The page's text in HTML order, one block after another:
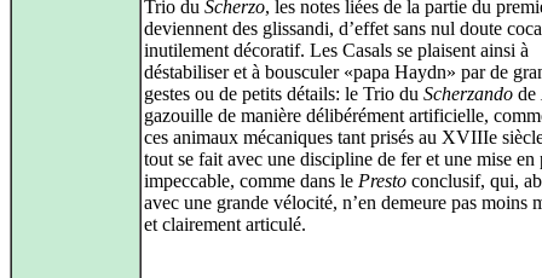
Trio du Scherzo, les notes liées de la partie du
deviennent des glissandi, d’effet sans nul doute
inutilement décoratif. Les Casals se plaisent ainsi à
déstabiliser et à bousculer «papa Haydn» par de
gestes ou de petits détails: le Trio du Scherzando de
gazouille de manière délibérément artificielle,
ces animaux mécaniques tant prisés au XVIIIe
tout se fait avec une discipline de fer et une mise en
impeccable, comme dans le Presto conclusif, qui,
avec une grande vélocité, n’en demeure pas moins
et clairement articulé.